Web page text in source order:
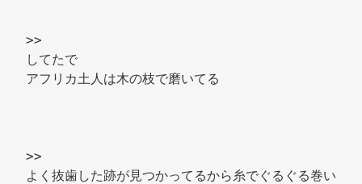
>>
してたで
アフリカ土人は木の枝で磨いてる
>>
よく抜歯した跡が見つかってるから糸でぐるぐる巻い